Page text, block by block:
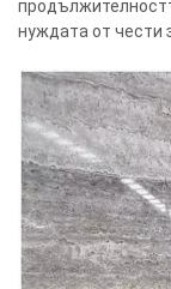
нуждата от чести